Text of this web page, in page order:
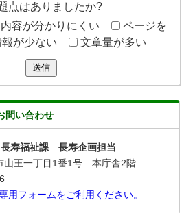
点はありましたか?
内容が分かりにくい
ページを
報が少ない 文章量が多い
送信
問い合わせ
寿福祉課 長寿企画担当
王一丁目1番1号 本庁舎2階
用フォームをご利用ください。